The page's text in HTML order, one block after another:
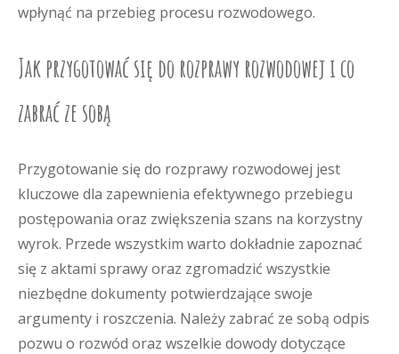
wpłynąć na przebieg procesu rozwodowego.
Jak przygotować się do rozprawy rozwodowej i co
zabrać ze sobą
Przygotowanie się do rozprawy rozwodowej jest
kluczowe dla zapewnienia efektywnego przebiegu
postępowania oraz zwiększenia szans na korzystny
wyrok. Przede wszystkim warto dokładnie zapoznać
się z aktami sprawy oraz zgromadzić wszystkie
niezbędne dokumenty potwierdzające swoje
argumenty i roszczenia. Należy zabrać ze sobą odpis
pozwu o rozwód oraz wszelkie dowody dotyczące